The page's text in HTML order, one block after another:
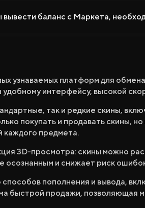
Бонус за Регистрацию
Бонус к
Бонус
Бонус к Продаже
вывести баланс с Маркета,
узнаваемых платформ для
удобному интерфейсу, высокой
так и редкие скины,
покупать и продавать скины,
каждого предмета.
3D-просмотра: скины можно
осознанным и снижает риск
пополнения и вывода,
быстрой продажи, позволяющая